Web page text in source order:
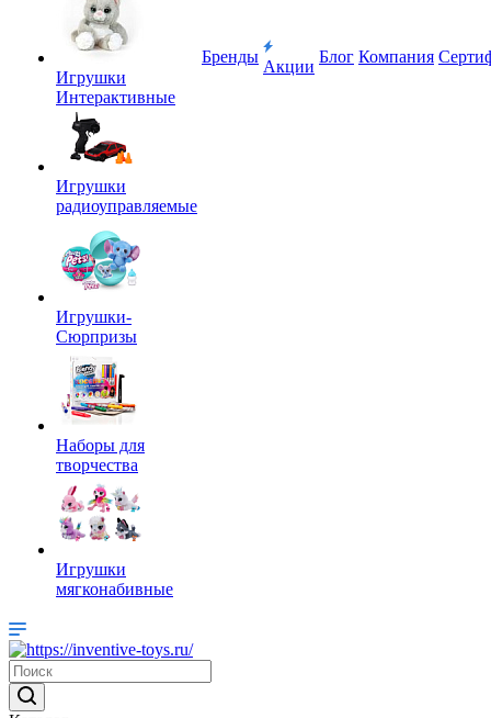
Игрушки
Интерактивные
Игрушки
радиоуправляемые
Игрушки-
Сюрпризы
Наборы для
творчества
Игрушки
мягконабивные
Бренды
Акции
Блог Компания